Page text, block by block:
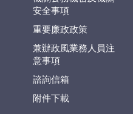
安全事項
重要廉政政策
兼辦政風業務人員注
意事項
諮詢信箱
附件下載